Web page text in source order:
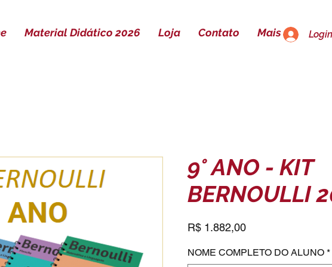
Material Didático 2026 Loja Contato Mais Login
9° ANO - KIT
BERNOULLI
R$ 1.882,00Preço
NOME COMPLETO DO ALUNO *